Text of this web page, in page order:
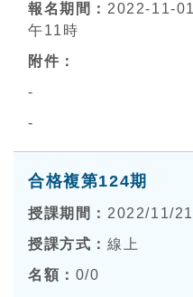
2022-11-
午11時
-
-
合格複第124期
2022/11/
線上
0/0